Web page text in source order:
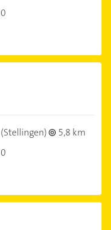
(Stellingen)
5,8 km